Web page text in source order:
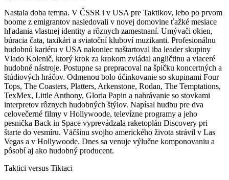
Nastala doba temna. V ČSSR i v USA pre Taktikov, lebo po prvom
boome z emigrantov nasledovali v novej domovine ťažké mesiace
hľadania vlastnej identity a rôznych zamestnaní. Umývači okien,
búracia čata, taxikári a sviatoční kluboví muzikanti. Profesionálnu
hudobnú kariéru v USA nakoniec naštartoval iba leader skupiny
Vlado Kolenič, ktorý krok za krokom zvládal angličtinu a viaceré
hudobné nástroje. Postupne sa prepracoval na špičku koncertných a
štúdiových hráčov. Odmenou bolo účinkovanie so skupinami Four
Tops, The Coasters, Platters, Arkenstone, Rodan, The Temptations,
TexMex, Little Anthony, Gloria Papin a nahrávanie so stovkami
interpretov rôznych hudobných štýlov. Napísal hudbu pre dva
celovečerné filmy v Hollywoode, televízne programy a jeho
pesnička Back in Space vyprevádzala raketoplán Discovery pri
štarte do vesmíru. Väčšinu svojho amerického života strávil v Las
Vegas a v Hollywoode. Dnes sa venuje výlučne komponovaniu a
pôsobí aj ako hudobný producent.
Taktici versus Tiktaci